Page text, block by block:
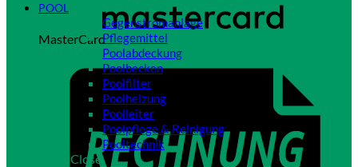
MasterCard
POOL
Gegenstromanlage
Pflegemittel
Poolabdeckung
Poolbecken
Poolfilter
Poolheizung
Poolleiter
Poolpflege & Reinigung
Pooltechnik
Close